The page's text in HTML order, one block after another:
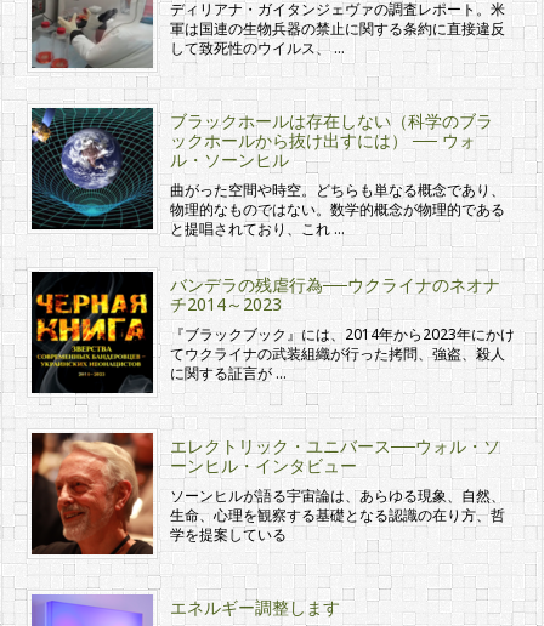
ディリアナ・ガイタンジェヴァの調査レポート。米
軍は国連の生物兵器の禁止に関する条約に直接違反
して致死性のウイルス、 …
ブラックホールは存在しない（科学のブラ
ックホールから抜け出すには） ── ウォ
ル・ソーンヒル
曲がった空間や時空。どちらも単なる概念であり、
物理的なものではない。数学的概念が物理的である
と提唱されており、これ …
バンデラの残虐行為──ウクライナのネオナ
チ2014～2023
『ブラックブック』には、2014年から2023年にかけ
てウクライナの武装組織が行った拷問、強盗、殺人
に関する証言が …
エレクトリック・ユニバース──ウォル・ソ
ーンヒル・インタビュー
ソーンヒルが語る宇宙論は、あらゆる現象、自然、
生命、心理を観察する基礎となる認識の在り方、哲
学を提案している
エネルギー調整します